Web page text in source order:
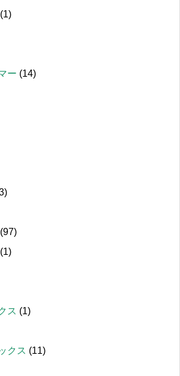
(1)
ー (14)
(97)
(1)
ス (1)
クス (11)